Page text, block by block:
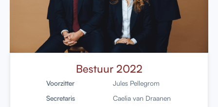
Bestuur 2022
Voorzitter
Jules Pellegrom
Secretaris
Caelia van Draanen